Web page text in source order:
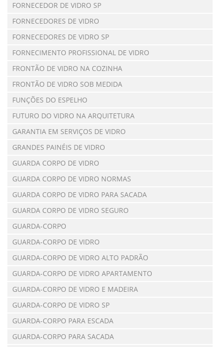
FORNECEDOR DE VIDRO SP
FORNECEDORES DE VIDRO
FORNECEDORES DE VIDRO SP
FORNECIMENTO PROFISSIONAL DE VIDRO
FRONTÃO DE VIDRO NA COZINHA
FRONTÃO DE VIDRO SOB MEDIDA
FUNÇÕES DO ESPELHO
FUTURO DO VIDRO NA ARQUITETURA
GARANTIA EM SERVIÇOS DE VIDRO
GRANDES PAINÉIS DE VIDRO
GUARDA CORPO DE VIDRO
GUARDA CORPO DE VIDRO NORMAS
GUARDA CORPO DE VIDRO PARA SACADA
GUARDA CORPO DE VIDRO SEGURO
GUARDA-CORPO
GUARDA-CORPO DE VIDRO
GUARDA-CORPO DE VIDRO ALTO PADRÃO
GUARDA-CORPO DE VIDRO APARTAMENTO
GUARDA-CORPO DE VIDRO E MADEIRA
GUARDA-CORPO DE VIDRO SP
GUARDA-CORPO PARA ESCADA
GUARDA-CORPO PARA SACADA